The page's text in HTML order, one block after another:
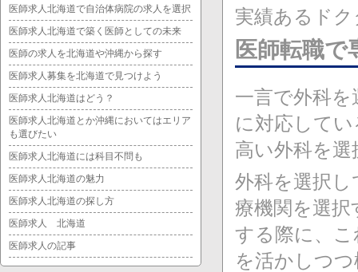
実績あるド
医師転職で
一言で外科
に対応して
高い外科を
外科を選択
療機関を選
する際に、
を活かしつ
医師求人北海道で自治体病院の求人を選択
医師求人北海道で築く医師としての未来
医師の求人を北海道や沖縄から探す
医師求人募集を北海道で見つけよう
医師求人北海道はどう？
医師求人北海道とか沖縄においてはエリア
も選びたい
医師求人北海道には科目不問も
医師求人北海道の魅力
医師求人北海道の探し方
医師求人 北海道
医師求人の記事